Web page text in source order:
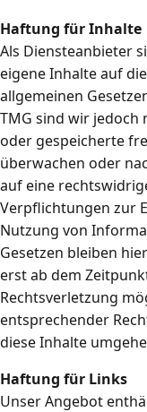
Haftung für Inhalte
Als Diensteanbieter
eigene Inhalte auf
allgemeinen
TMG sind wir
oder gespeicherte
überwachen oder
auf eine
Verpflichtungen zur
Nutzung von
Gesetzen bleiben
erst ab dem
Rechtsverletzung
entsprechender
diese Inhalte
Haftung für Links
Unser Angebot